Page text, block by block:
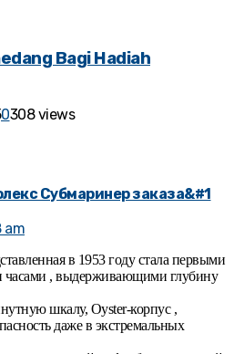
Bagi Hadiah
0308 views
Субмаринер заказа&#1
am
в 1953 году стала первыми
, выдерживающими глубину
шкалу, Oyster-корпус ,
даже в экстремальных